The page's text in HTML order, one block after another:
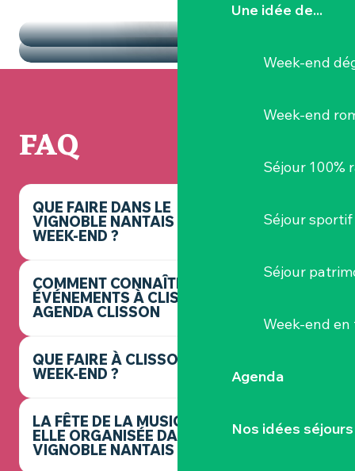
Une idée de...
Week-end
Week-end
Séjour 100%
Séjour sportif
Séjour
Week-end
Agenda
Nos idées séjours
LES MARCHÉS
FAQ
QUE FAIRE DANS LE
VIGNOBLE NANTAIS CE
WEEK-END ?
COMMENT CONNAÎTRE LES
ÉVÉNEMENTS À CLISSON ? -
AGENDA CLISSON
QUE FAIRE À CLISSON CE
WEEK-END ?
LA FÊTE DE LA MUSIQUE EST-
ELLE ORGANISÉE DANS LE
VIGNOBLE NANTAIS ?